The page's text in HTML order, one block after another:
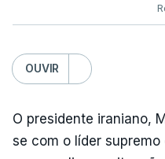
OUVIR
O presidente iraniano,
se com o líder